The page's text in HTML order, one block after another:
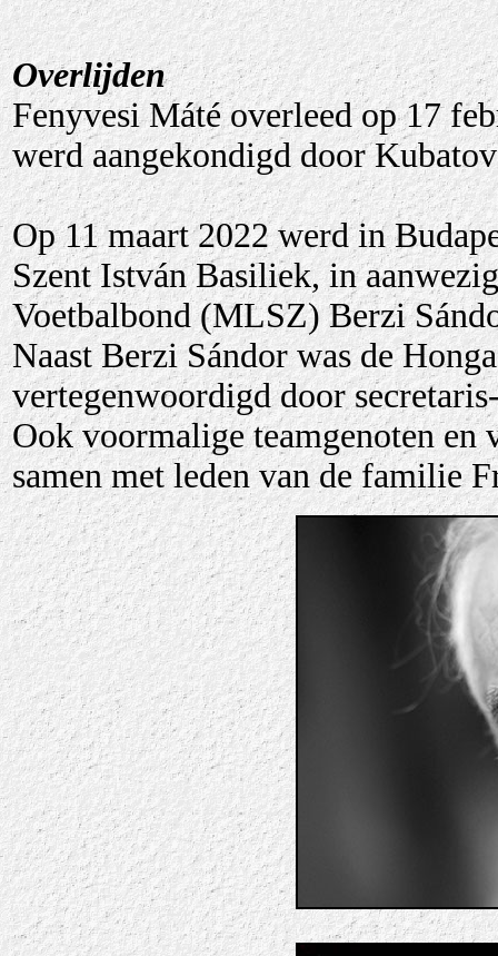
Overlijden
Fenyvesi Máté overleed op 17
werd aangekondigd door
Op 11 maart 2022 werd in
Szent István Basiliek, in
Voetbalbond (MLSZ) Berzi
Naast Berzi Sándor was de
vertegenwoordigd door
Ook voormalige teamgenoten en
samen met leden van de familie